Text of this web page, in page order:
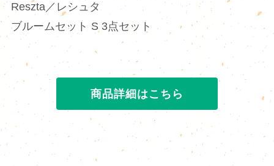
Reszta／レシュタ
ブルームセット S 3点セット
商品詳細はこちら